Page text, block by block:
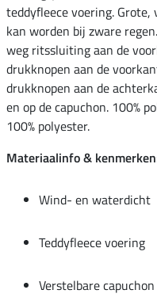
teddyfleece voering.
kan worden bij zware
weg ritssluiting aan de
drukknopen aan de
drukknopen aan de
en op de capuchon. 100%
100% polyester.
Materiaalinfo &
Wind- en waterdicht
Teddyfleece voering
Verstelbare capuchon